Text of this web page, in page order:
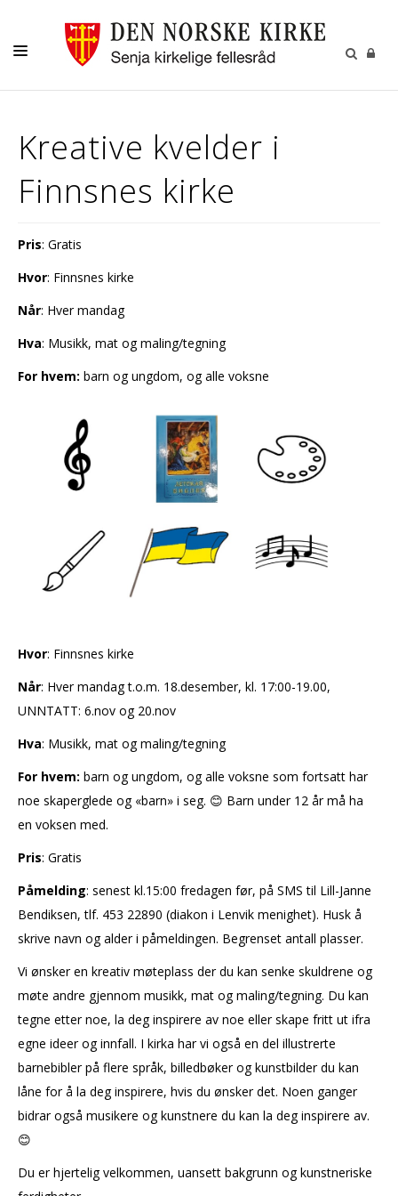
GRAVPLASSENE
OM OSS
Kreative kvelder i
Finnsnes kirke
Pris: Gratis
Hvor: Finnsnes kirke
Når: Hver mandag
Hva: Musikk, mat og maling/tegning
For hvem: barn og ungdom, og alle voksne
Hvor: Finnsnes kirke
Når: Hver mandag t.o.m. 18.desember, kl. 17:00-19.00,
UNNTATT: 6.nov og 20.nov
Hva: Musikk, mat og maling/tegning
For hvem: barn og ungdom, og alle voksne som fortsatt har
noe skaperglede og «barn» i seg. 😊 Barn under 12 år må ha
en voksen med.
Pris: Gratis
Påmelding: senest kl.15:00 fredagen før, på SMS til Lill-Janne
Bendiksen, tlf. 453 22890 (diakon i Lenvik menighet). Husk å
skrive navn og alder i påmeldingen. Begrenset antall plasser.
Vi ønsker en kreativ møteplass der du kan senke skuldrene og
møte andre gjennom musikk, mat og maling/tegning. Du kan
tegne etter noe, la deg inspirere av noe eller skape fritt ut ifra
egne ideer og innfall. I kirka har vi også en del illustrerte
barnebibler på flere språk, billedbøker og kunstbilder du kan
låne for å la deg inspirere, hvis du ønsker det. Noen ganger
bidrar også musikere og kunstnere du kan la deg inspirere av.
😊
Du er hjertelig velkommen, uansett bakgrunn og kunstneriske